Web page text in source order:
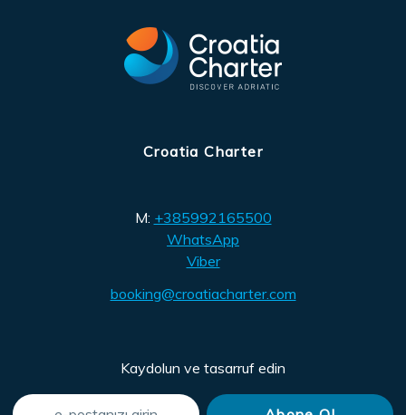
Croatia Charter
M: +385992165500
WhatsApp
Viber
booking@croatiacharter.com
Kaydolun ve tasarruf edin